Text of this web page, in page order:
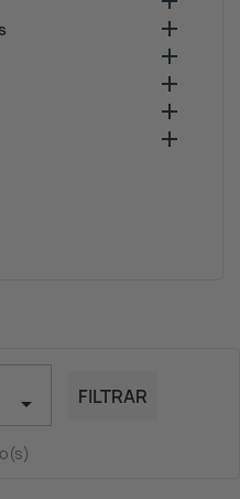





 FILTRAR